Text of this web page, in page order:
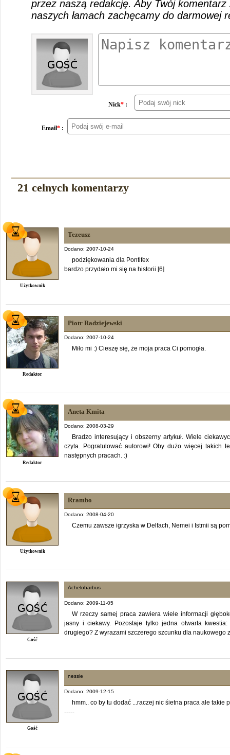
przez naszą redakcję. Aby Twój
naszych łamach zachęcamy do darmowej
Nick* :
Email* :
21 celnych komentarzy
Użytkownik
Tezeusz
Dodano: 2007-10-24
podziękowania dla Pontifex
bardzo przydało mi się na historii [6]
Redaktor
Piotr Radziejewski
Dodano: 2007-10-24
Miło mi :) Cieszę się, że moja praca Ci pomogła.
Redaktor
Aneta Kmita
Dodano: 2008-03-29
Bradzo interesujący i obszerny artykuł. Wiele
czyta. Pogratulować autorowi! Oby dużo więcej takich
następnych pracach. :)
Użytkownik
Rrambo
Dodano: 2008-04-20
Czemu zawsze igrzyska w Delfach, Nemei i Istmii są
Gość
Achelobarbus
Dodano: 2009-11-05
W rzeczy samej praca zawiera wiele informacji
jasny i ciekawy. Pozostaje tylko jedna otwarta
drugiego? Z wyrazami szczerego szcunku dla
Gość
nessie
Dodano: 2009-12-15
hmm.. co by tu dodać ...raczej nic śietna praca ale takie
-----